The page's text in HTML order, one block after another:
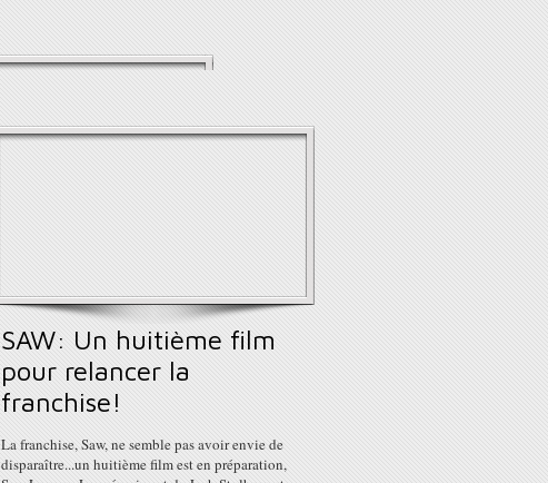
SAW: Un huitième film
pour relancer la
franchise!
La franchise, Saw, ne semble pas avoir envie de
disparaître...un huitième film est en préparation,